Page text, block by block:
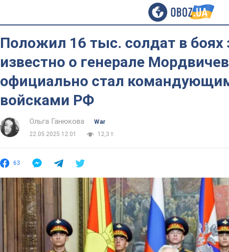
Положил 16 тыс. солдат в боях
известно о генерале
официально стал
войсками РФ
Ольга Ганюкова
War
22.05.2025 12:01
12,3 т.
63